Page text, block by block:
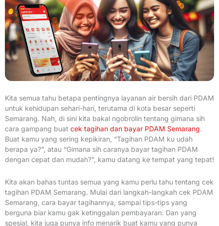
Kita semua tahu betapa pentingnya layanan air bersih dari PDAM
untuk kehidupan sehari-hari, terutama di kota besar seperti
Semarang. Nah, di sini kita bakal ngobrolin tentang gimana sih
cara gampang buat cek tagihan dan bayar PDAM Semarang.
Buat kamu yang sering kepikiran, “Tagihan PDAM ku udah
berapa ya?”, atau “Gimana sih caranya bayar tagihan PDAM
dengan cepat dan mudah?”, kamu datang ke tempat yang tepat!
Kita akan bahas tuntas semua yang kamu perlu tahu tentang cek
tagihan PDAM Semarang. Mulai dari langkah-langkah cek PDAM
Semarang, cara bayar tagihannya, sampai tips-tips yang
berguna biar kamu gak ketinggalan pembayaran. Dan yang
spesial, kita juga punya info menarik buat kamu yang punya